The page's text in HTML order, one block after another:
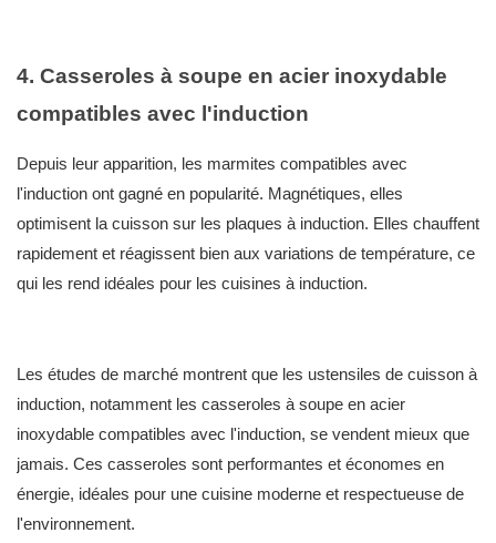
4. Casseroles à soupe en acier inoxydable
compatibles avec l'induction
Depuis leur apparition, les marmites compatibles avec
l'induction ont gagné en popularité. Magnétiques, elles
optimisent la cuisson sur les plaques à induction. Elles chauffent
rapidement et réagissent bien aux variations de température, ce
qui les rend idéales pour les cuisines à induction.
Les études de marché montrent que les ustensiles de cuisson à
induction, notamment les casseroles à soupe en acier
inoxydable compatibles avec l'induction, se vendent mieux que
jamais. Ces casseroles sont performantes et économes en
énergie, idéales pour une cuisine moderne et respectueuse de
l'environnement.